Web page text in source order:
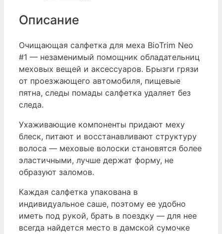
Описание
Очищающая салфетка для меха BioTrim Neo
#1 — незаменимый помощник обладательниц
меховых вещей и аксессуаров. Брызги грязи
от проезжающего автомобиля, пищевые
пятна, следы помады салфетка удаляет без
следа.
Ухаживающие компоненты придают меху
блеск, питают и восстанавливают структуру
волоса — меховые волоски становятся более
эластичными, лучше держат форму, не
образуют заломов.
Каждая салфетка упакована в
индивидуальное саше, поэтому ее удобно
иметь под рукой, брать в поездку — для нее
всегда найдется место в дамской сумочке